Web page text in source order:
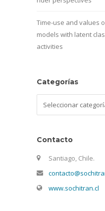
Time-use and values
models with latent
activities
Categorías
Contacto
Santiago, Chile.
www.sochitran.cl